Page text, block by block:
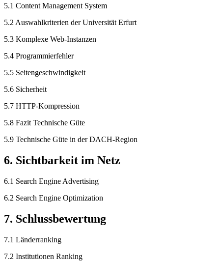
5.1 Content Management System
5.2 Auswahlkriterien der Universität Erfurt
5.3 Komplexe Web-Instanzen
5.4 Programmierfehler
5.5 Seitengeschwindigkeit
5.6 Sicherheit
5.7 HTTP-Kompression
5.8 Fazit Technische Güte
5.9 Technische Güte in der DACH-Region
6. Sichtbarkeit im Netz
6.1 Search Engine Advertising
6.2 Search Engine Optimization
7. Schlussbewertung
7.1 Länderranking
7.2 Institutionen Ranking